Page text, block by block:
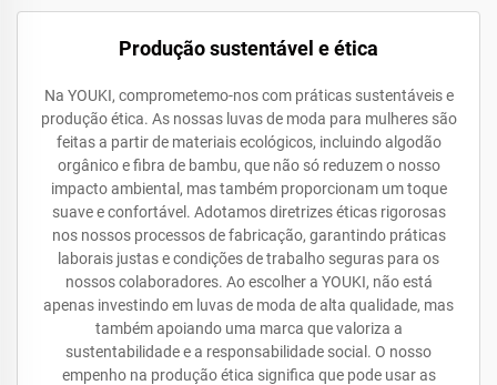
Produção sustentável e ética
Na YOUKI, comprometemo-nos com práticas sustentáveis e
produção ética. As nossas luvas de moda para mulheres são
feitas a partir de materiais ecológicos, incluindo algodão
orgânico e fibra de bambu, que não só reduzem o nosso
impacto ambiental, mas também proporcionam um toque
suave e confortável. Adotamos diretrizes éticas rigorosas
nos nossos processos de fabricação, garantindo práticas
laborais justas e condições de trabalho seguras para os
nossos colaboradores. Ao escolher a YOUKI, não está
apenas investindo em luvas de moda de alta qualidade, mas
também apoiando uma marca que valoriza a
sustentabilidade e a responsabilidade social. O nosso
empenho na produção ética significa que pode usar as